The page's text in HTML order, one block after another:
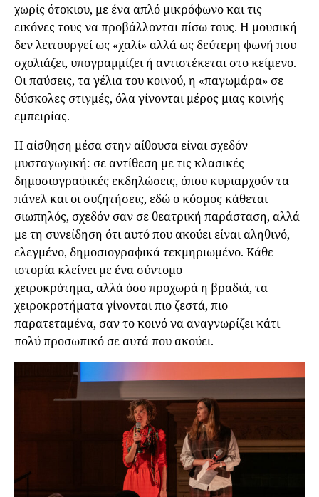
χωρίς ότοκιου, με ένα απλό μικρόφωνο και τις
εικόνες τους να προβάλλονται πίσω τους. Η μουσική
δεν λειτουργεί ως «χαλί» αλλά ως δεύτερη φωνή που
σχολιάζει, υπογραμμίζει ή αντιστέκεται στο κείμενο.
Οι παύσεις, τα γέλια του κοινού, η «παγωμάρα» σε
δύσκολες στιγμές, όλα γίνονται μέρος μιας κοινής
εμπειρίας.
Η αίσθηση μέσα στην αίθουσα είναι σχεδόν
μυσταγωγική: σε αντίθεση με τις κλασικές
δημοσιογραφικές εκδηλώσεις, όπου κυριαρχούν τα
πάνελ και οι συζητήσεις, εδώ ο κόσμος κάθεται
σιωπηλός, σχεδόν σαν σε θεατρική παράσταση, αλλά
με τη συνείδηση ότι αυτό που ακούει είναι αληθινό,
ελεγμένο, δημοσιογραφικά τεκμηριωμένο. Κάθε
ιστορία κλείνει με ένα σύντομο
χειροκρότημα, αλλά όσο προχωρά η βραδιά, τα
χειροκροτήματα γίνονται πιο ζεστά, πιο
παρατεταμένα, σαν το κοινό να αναγνωρίζει κάτι
πολύ προσωπικό σε αυτά που ακούει.